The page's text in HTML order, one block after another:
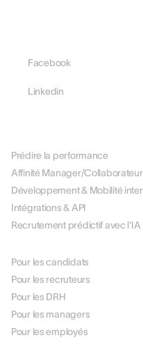
Facebook
Linkedin
Prédire la performance
Affinité Manager/Collaborateur
Développement & Mobilité
Intégrations & API
Recrutement prédictif avec l'IA
Pour les candidats
Pour les recruteurs
Pour les DRH
Pour les managers
Pour les employés